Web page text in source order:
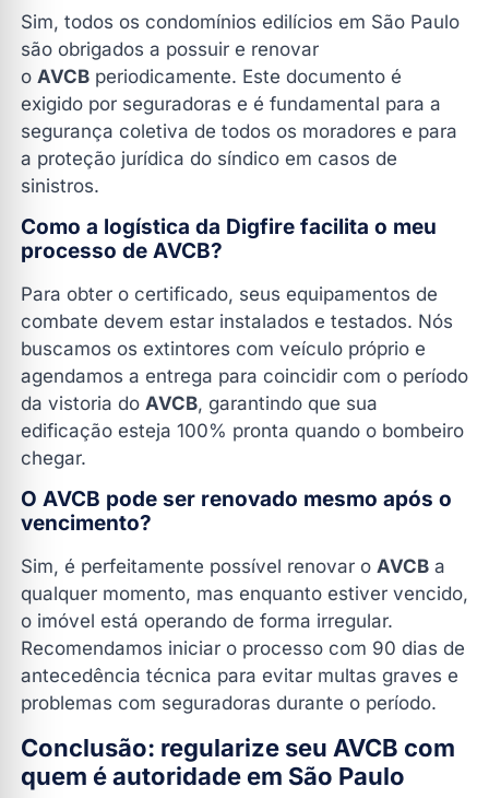
Sim, todos os condomínios edilícios em São Paulo
são obrigados a possuir e renovar
o AVCB periodicamente. Este documento é
exigido por seguradoras e é fundamental para a
segurança coletiva de todos os moradores e para
a proteção jurídica do síndico em casos de
sinistros.
Como a logística da Digfire facilita o meu
processo de AVCB?
Para obter o certificado, seus equipamentos de
combate devem estar instalados e testados. Nós
buscamos os extintores com veículo próprio e
agendamos a entrega para coincidir com o período
da vistoria do AVCB, garantindo que sua
edificação esteja 100% pronta quando o bombeiro
chegar.
O AVCB pode ser renovado mesmo após o
vencimento?
Sim, é perfeitamente possível renovar o AVCB a
qualquer momento, mas enquanto estiver vencido,
o imóvel está operando de forma irregular.
Recomendamos iniciar o processo com 90 dias de
antecedência técnica para evitar multas graves e
problemas com seguradoras durante o período.
Conclusão: regularize seu AVCB com
quem é autoridade em São Paulo